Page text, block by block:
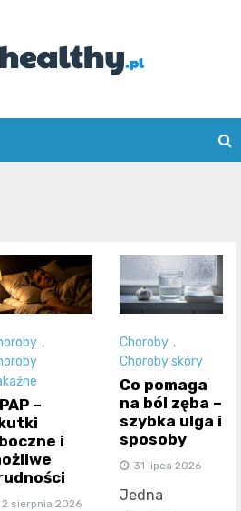
,
–
i
2 sierpnia 2026
Choroby ,
Choroby skóry
Co pomaga
na ból zęba –
szybka ulga i
sposoby
31 lipca 2026
Jedna